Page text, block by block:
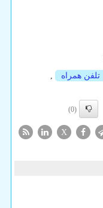
تلفن همراه
,
(0)
X